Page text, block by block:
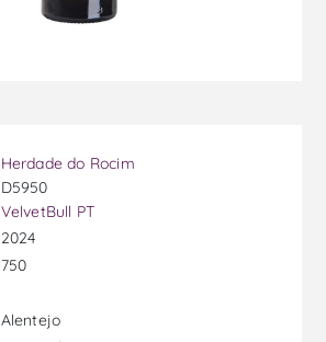
Herdade do Rocim
D5950
VelvetBull PT
2024
750
Alentejo